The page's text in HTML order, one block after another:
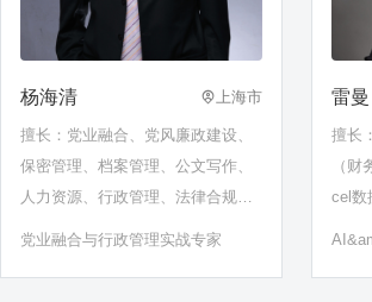
杨海清 上海市
擅长：党业融合、党风廉政建设、
保密管理、档案管理、公文写作、
人力资源、行政管理、法律合规、
党业融合与行政管理实战专家
雷曼
擅长
（
cel数